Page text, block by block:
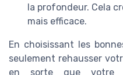
la profondeur. Cela
mais efficace.
En choisissant les
seulement rehausser
en sorte que votre